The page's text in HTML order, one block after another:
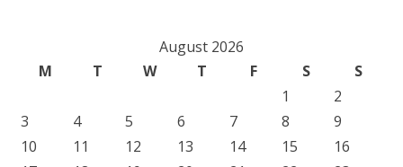
August 2026
M
T W T F S
S
1
2
3
4 5 6 7 8
9
10
11 12 13 14 15
16